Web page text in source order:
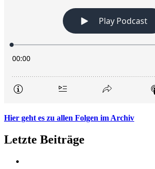
Hier geht es zu allen Folgen im Archiv
Letzte Beiträge